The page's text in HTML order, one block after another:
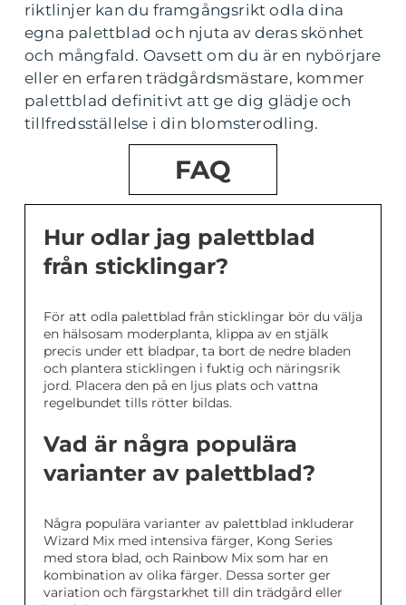
riktlinjer kan du framgångsrikt odla dina
egna palettblad och njuta av deras skönhet
och mångfald. Oavsett om du är en nybörjare
eller en erfaren trädgårdsmästare, kommer
palettblad definitivt att ge dig glädje och
tillfredsställelse i din blomsterodling.
FAQ
Hur odlar jag palettblad
från sticklingar?
För att odla palettblad från sticklingar bör du välja
en hälsosam moderplanta, klippa av en stjälk
precis under ett bladpar, ta bort de nedre bladen
och plantera sticklingen i fuktig och näringsrik
jord. Placera den på en ljus plats och vattna
regelbundet tills rötter bildas.
Vad är några populära
varianter av palettblad?
Några populära varianter av palettblad inkluderar
Wizard Mix med intensiva färger, Kong Series
med stora blad, och Rainbow Mix som har en
kombination av olika färger. Dessa sorter ger
variation och färgstarkhet till din trädgård eller